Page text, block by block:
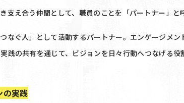
え合う仲間として、職員のことを「パートナー」と
ぐ人」として活動するパートナー。エンゲージメン
践の共有を通じて、ビジョンを日々行動へつなげる役
の実践